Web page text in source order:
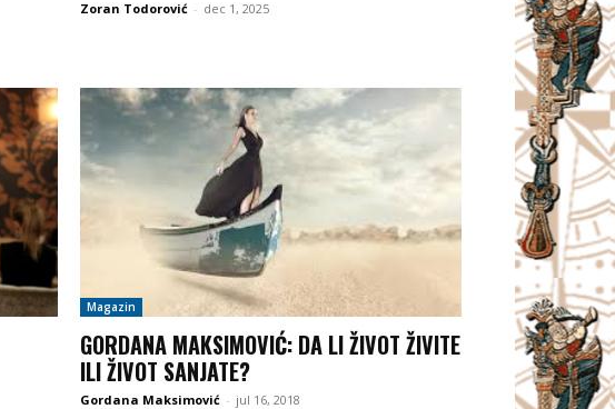
Zoran Todorović - dec 1, 2025
Magazin
GORDANA MAKSIMOVIĆ: DA LI ŽIVOT ŽIVITE
ILI ŽIVOT SANJATE?
Gordana Maksimović - jul 16, 2018